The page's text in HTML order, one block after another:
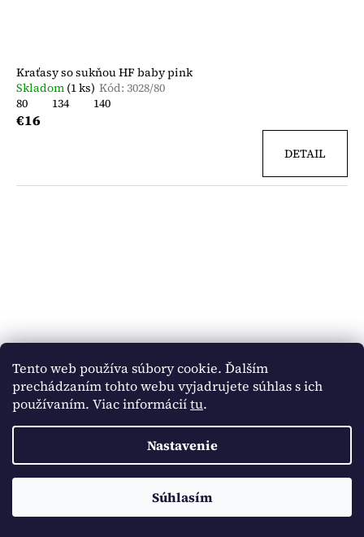
Tento web používa súbory cookie. Ďalším
prechádzaním tohto webu vyjadrujete súhlas s ich
používaním. Viac informáciítu.
Nastavenie
Súhlasím
Doprava ZADARMO pri spôsobe doručenia Packetou od sumy
Kraťasy so sukňou HF baby pink
Skladom (1 ks) Kód: 3028/80
80
134 140
€16
DETAIL
Kraťasy so sukňou HF fialové
Skladom(1 ks) Kód:3025/80
80
86 92 98